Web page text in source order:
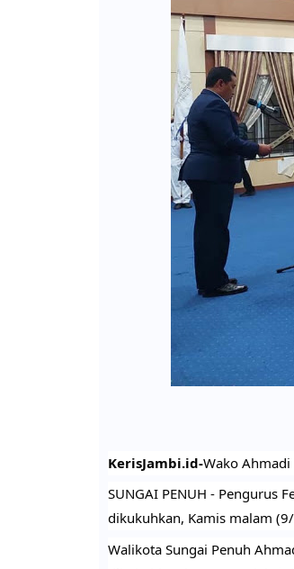
KerisJambi.id-Wako Ahmadi
SUNGAI PENUH - Pengurus
dikukuhkan, Kamis malam
Walikota Sungai Penuh